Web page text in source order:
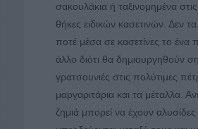
σακουλάκια ή ταξινομημένα
θήκες ειδικών κασετινών. Δεν
ποτέ μέσα σε κασετίνες το ένα
άλλο διότι θα δημιουργηθούν
γρατσουνιές στις πολύτιμες
μαργαριτάρια και τα μέταλλα.
ζημιά μπορεί να έχουν